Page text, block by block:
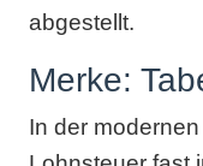
abgestellt.
Merke:
In der